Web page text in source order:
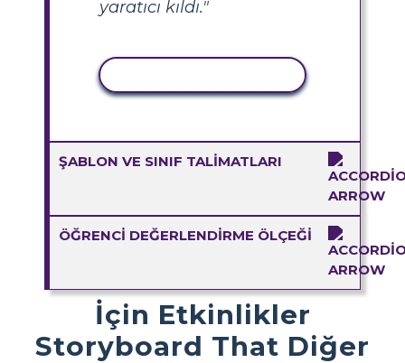
yaratıcı kıldı."
ŞABLON VE SINIF TALIMATLARI
ÖĞRENCI DEĞERLENDIRME ÖLÇEĞI
İçin Etkinlikler
Storyboard That Diğer